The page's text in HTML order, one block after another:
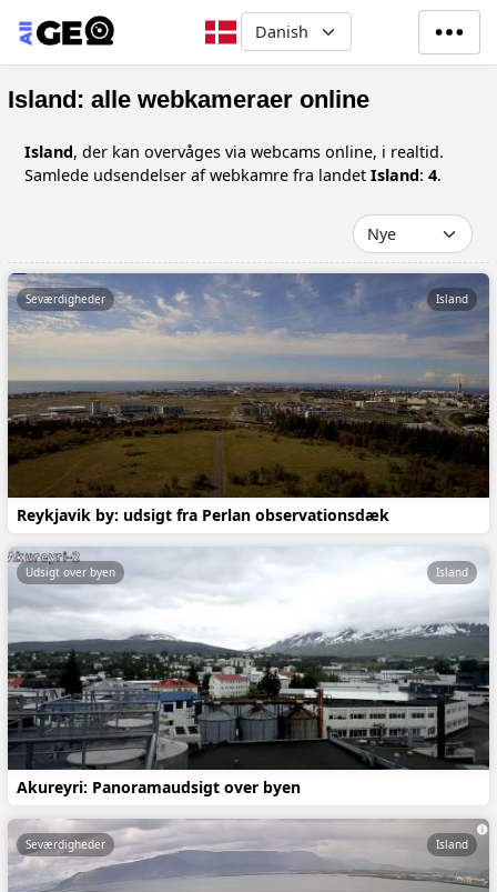
Gå til hovedindhold
Select your language
Island: alle webkameraer online
Island, der kan overvåges via webcams online, i realtid.
Samlede udsendelser af webkamre fra landet Island: 4.
Reykjavik by: udsigt fra Perlan observationsdæk
Seværdigheder Island
Akureyri: Panoramaudsigt over byen
Udsigt over byen Island
Seværdigheder Island